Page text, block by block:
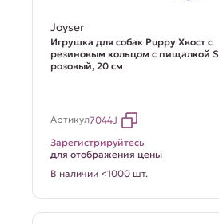
Joyser
Игрушка для собак Puppy Хвост с
резиновым кольцом с пищалкой S
розовый, 20 см
Артикул7044J
Зарегистрируйтесь
для отображения цены
В наличии <1000 шт.